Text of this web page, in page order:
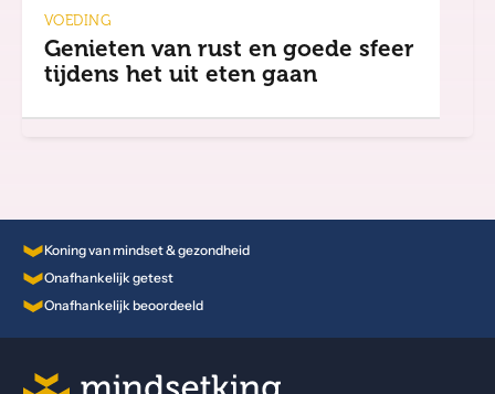
VOEDING
Genieten van rust en goede sfeer
tijdens het uit eten gaan
Koning van mindset & gezondheid
Onafhankelijk getest
Onafhankelijk beoordeeld